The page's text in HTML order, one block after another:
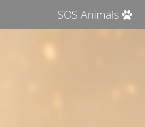
SOS Animals